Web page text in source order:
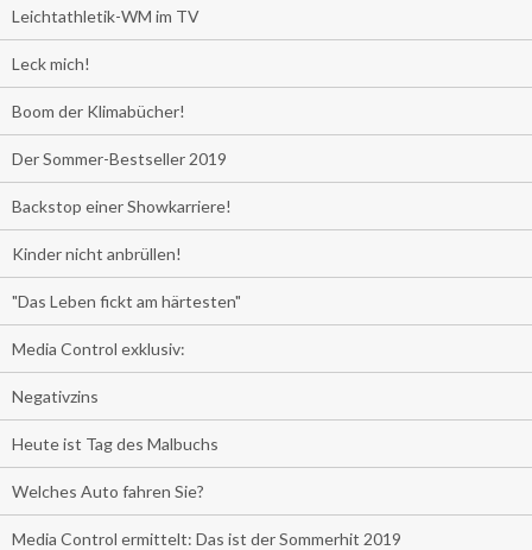
Leichtathletik-WM im TV
Leck mich!
Boom der Klimabücher!
Der Sommer-Bestseller 2019
Backstop einer Showkarriere!
Kinder nicht anbrüllen!
"Das Leben fickt am härtesten"
Media Control exklusiv:
Negativzins
Heute ist Tag des Malbuchs
Welches Auto fahren Sie?
Media Control ermittelt: Das ist der Sommerhit 2019